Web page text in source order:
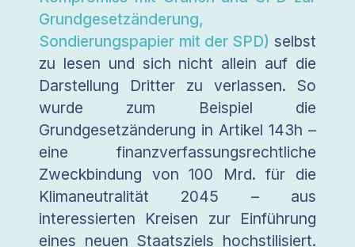
Grundgesetzänderung,
Sondierungspapier mit der SPD) selbst
zu lesen und sich nicht allein auf die
Darstellung Dritter zu verlassen. So
wurde zum Beispiel die
Grundgesetzänderung in Artikel 143h –
eine finanzverfassungsrechtliche
Zweckbindung von 100 Mrd. für die
Klimaneutralität 2045 – aus
interessierten Kreisen zur Einführung
eines neuen Staatsziels hochstilisiert.